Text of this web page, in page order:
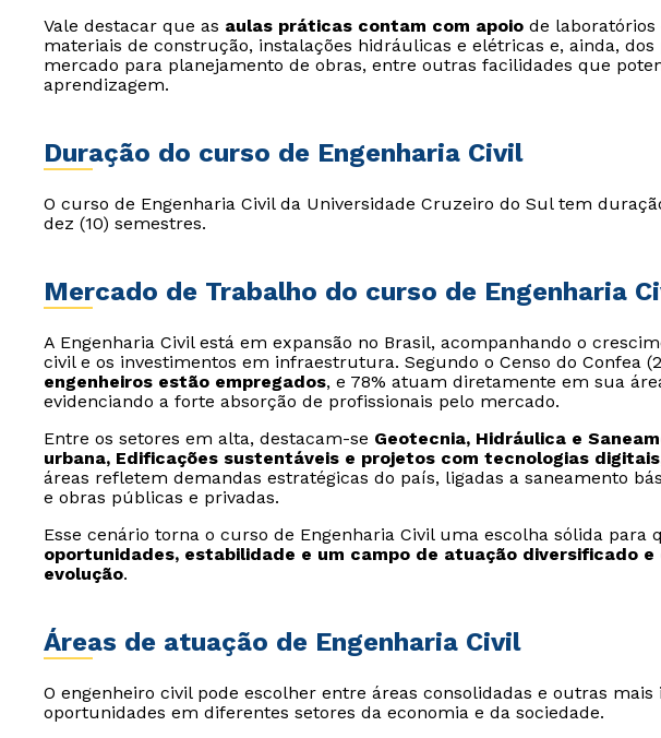
Vale destacar que as aulas práticas contam com apoio de laboratórios
materiais de construção, instalações hidráulicas e elétricas e, ainda,
mercado para planejamento de obras, entre outras facilidades que
aprendizagem.
Duração do curso de Engenharia Civil
O curso de Engenharia Civil da Universidade Cruzeiro do Sul tem
dez (10) semestres.
Mercado de Trabalho do curso de Engenharia
A Engenharia Civil está em expansão no Brasil, acompanhando o
civil e os investimentos em infraestrutura. Segundo o Censo do Confea
engenheiros estão empregados, e 78% atuam diretamente em sua
evidenciando a forte absorção de profissionais pelo mercado.
Entre os setores em alta, destacam-se Geotecnia, Hidráulica e
urbana, Edificações sustentáveis e projetos com tecnologias
áreas refletem demandas estratégicas do país, ligadas a saneamento
e obras públicas e privadas.
Esse cenário torna o curso de Engenharia Civil uma escolha sólida para
oportunidades, estabilidade e um campo de atuação diversificado
evolução.
Áreas de atuação de Engenharia Civil
O engenheiro civil pode escolher entre áreas consolidadas e outras mais
oportunidades em diferentes setores da economia e da sociedade.